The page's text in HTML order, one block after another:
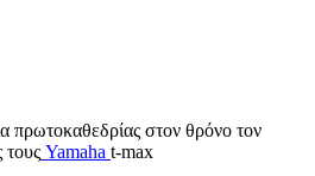
πρωτοκαθεδρίας στον θρόνο τον
τους Yamaha t-max